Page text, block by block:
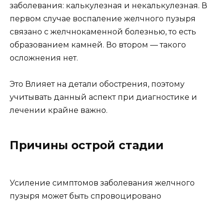
заболевания: калькулезная и некалькулезная. В
первом случае воспаление желчного пузыря
связано с желчнокаменной болезнью, то есть
образованием камней. Во втором — такого
осложнения нет.
Это Влияет на детали обострения, поэтому
учитывать данный аспект при диагностике и
лечении крайне важно.
Причины острой стадии
Усиление симптомов заболевания желчного
пузыря может быть спровоцировано